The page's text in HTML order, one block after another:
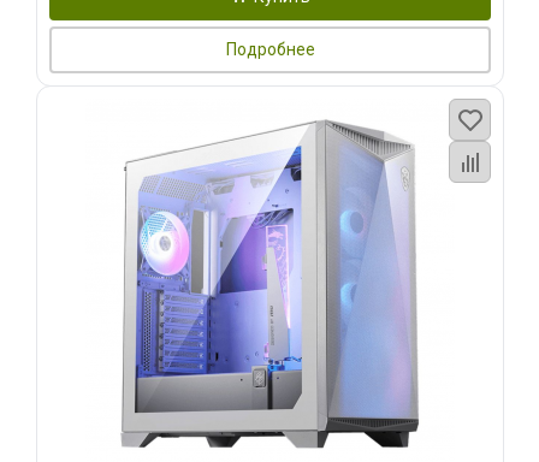
Подробнее